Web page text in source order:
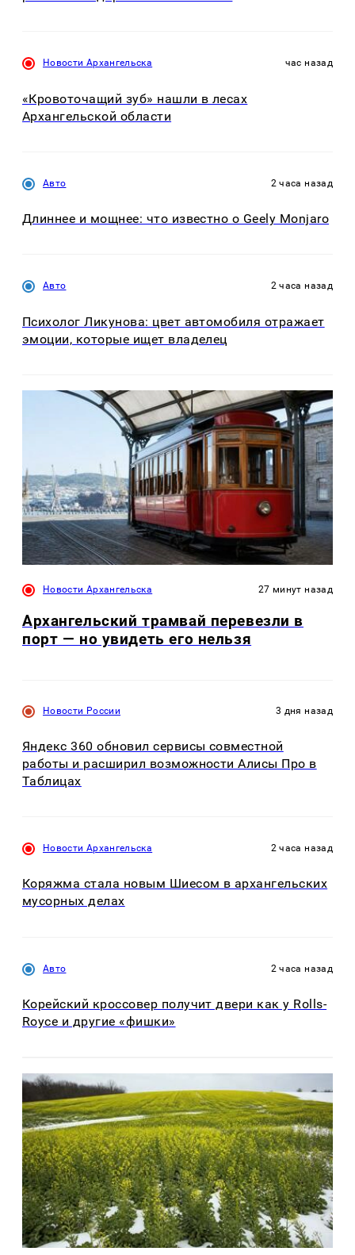
Новости Архангельска час назад
«Кровоточащий зуб» нашли в лесах
Архангельской области
Авто 2 часа назад
Длиннее и мощнее: что известно о Geely Monjaro
Авто 2 часа назад
Психолог Ликунова: цвет автомобиля отражает
эмоции, которые ищет владелец
Новости Архангельска 27 минут назад
Архангельский трамвай перевезли в
порт — но увидеть его нельзя
Новости России 3 дня назад
Яндекс 360 обновил сервисы совместной
работы и расширил возможности Алисы Про в
Таблицах
Новости Архангельска 2 часа назад
Коряжма стала новым Шиесом в архангельских
мусорных делах
Авто 2 часа назад
Корейский кроссовер получит двери как у Rolls-
Royce и другие «фишки»